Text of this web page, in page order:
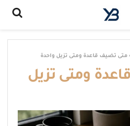
متى تضيف قاعدة ومتى تزيل واحدة
ومتى تزيل